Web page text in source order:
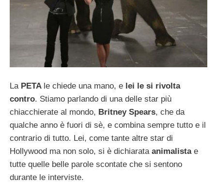
La PETA le chiede una mano, e lei le si rivolta
contro. Stiamo parlando di una delle star più
chiacchierate al mondo, Britney Spears, che da
qualche anno è fuori di sè, e combina sempre tutto e il
contrario di tutto. Lei, come tante altre star di
Hollywood ma non solo, si è dichiarata animalista e
tutte quelle belle parole scontate che si sentono
durante le interviste.